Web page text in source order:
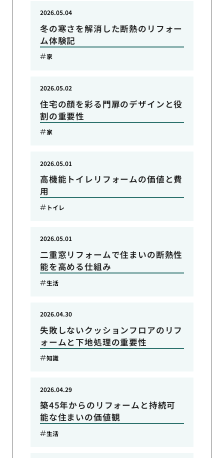
冬の寒さを解消した断熱のリフォー
ム体験記
2026.05.04
家
住宅の顔を彩る門扉のデザインと役
割の重要性
2026.05.02
家
高機能トイレリフォームの価値と費
用
2026.05.01
トイレ
二重窓リフォームで住まいの断熱性
能を高める仕組み
2026.05.01
生活
失敗しないクッションフロアのリフ
ォームと下地処理の重要性
2026.04.30
知識
築45年からのリフォームと持続可
能な住まいの価値観
2026.04.29
生活